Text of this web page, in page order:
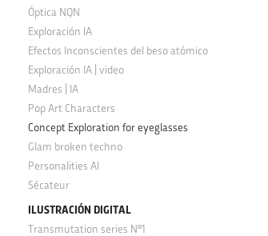
Óptica NQN
Exploración IA
Efectos Inconscientes del beso atómico
Exploración IA | video
Madres | IA
Pop Art Characters
Concept Exploration for eyeglasses
Glam broken techno
Personalities AI
Sécateur
ILUSTRACIÓN DIGITAL
Transmutation series N°1